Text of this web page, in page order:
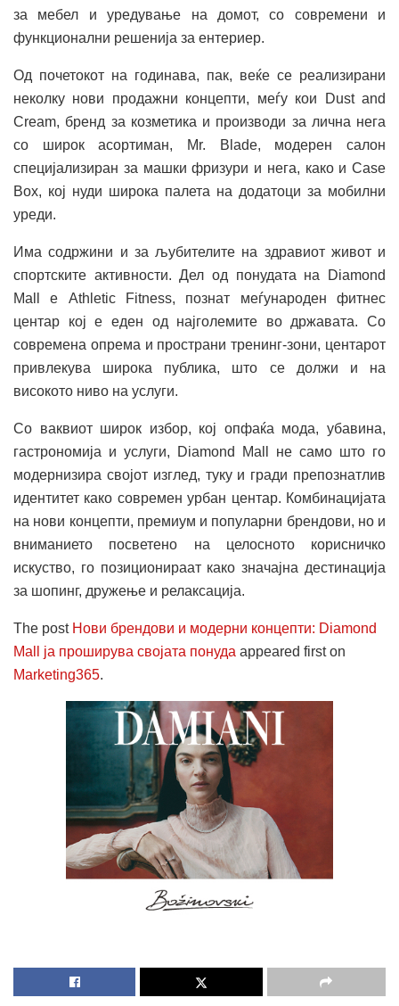
за мебел и уредување на домот, со современи и
функционални решенија за ентериер.
Од почетокот на годинава, пак, веќе се реализирани
неколку нови продажни концепти, меѓу кои Dust and
Cream, бренд за козметика и производи за лична нега
со широк асортиман, Mr. Blade, модерен салон
специјализиран за машки фризури и нега, како и Case
Box, кој нуди широка палета на додатоци за мобилни
уреди.
Има содржини и за љубителите на здравиот живот и
спортските активности. Дел од понудата на Diamond
Mall е Athletic Fitness, познат меѓународен фитнес
центар кој е еден од најголемите во државата. Со
современа опрема и пространи тренинг-зони, центарот
привлекува широка публика, што се должи и на
високото ниво на услуги.
Со ваквиот широк избор, кој опфаќа мода, убавина,
гастрономија и услуги, Diamond Mall не само што го
модернизира својот изглед, туку и гради препознатлив
идентитет како современ урбан центар. Комбинацијата
на нови концепти, премиум и популарни брендови, но и
вниманието посветено на целосното корисничко
искуство, го позиционираат како значајна дестинација
за шопинг, дружење и релаксација.
The post Нови брендови и модерни концепти: Diamond
Mall ја проширува својата понуда appeared first on
Marketing365.